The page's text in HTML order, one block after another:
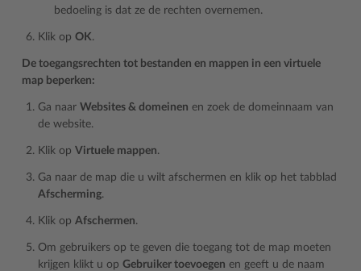
bedoeling is dat ze de rechten overnemen.
Klik op OK.
De toegangsrechten tot bestanden en mappen in een virtuele
map beperken:
Ga naar Websites & domeinen en zoek de domeinnaam van
de website.
Klik op Virtuele mappen.
Ga naar de map die u wilt afschermen en klik op het tabblad
Afscherming.
Klik op Afschermen.
Om gebruikers op te geven die toegang tot de map moeten
krijgen klikt u op Gebruiker toevoegen en geeft u de naam